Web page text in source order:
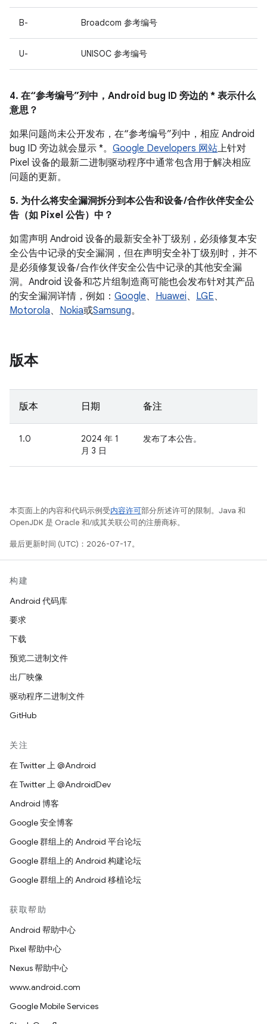
B- Broadcom 参考编号
U- UNISOC 参考编号
4. 在“参考编号”列中，Android bug ID 旁边的 * 表示什么
意思？
如果问题尚未公开发布，在“参考编号”列中，相应 Android
bug ID 旁边就会显示 *。 Google Developers 网站上针对
Pixel 设备的最新二进制驱动程序中通常包含用于解决相应
问题的更新。
5. 为什么将安全漏洞拆分到本公告和设备 /合作伙伴安全公
告（如 Pixel 公告）中？
如需声明 Android 设备的最新安全补丁级别，必须修复本安
全公告中记录的安全漏洞，但在声明安全补丁级别时，并不
是必须修复设备/ 合作伙伴安全公告中记录的其他安全漏
洞。Android 设备和芯片组制造商可能也会发布针对其产品
的安全漏洞详情，例如： Google、 Huawei、 LGE、
Motorola、 Nokia或Samsung。
版本
版本 日期 备注
1.0
2024 年 1
月 3 日
发布了本公告。
本页面上的内容和代码示例受内容许可部分所述许可的限制。Java 和
OpenJDK 是 Oracle 和/或其关联公司的注册商标。
最后更新时间 (UTC)：2026-07-17。
构建
Android 代码库
要求
下载
预览二进制文件
出厂映像
驱动程序二进制文件
GitHub
关注
在 Twitter 上 @Android
在 Twitter 上 @AndroidDev
Android 博客
Google 安全博客
Google 群组上的 Android 平台论坛
Google 群组上的 Android 构建论坛
Google 群组上的 Android 移植论坛
获取帮助
Android 帮助中心
Pixel 帮助中心
Nexus 帮助中心
www.android.com
Google Mobile Services